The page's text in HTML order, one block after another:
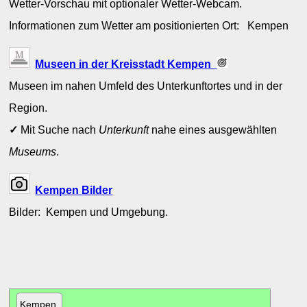
Wetter-Vorschau mit optionaler Wetter-Webcam.
Informationen zum Wetter am positionierten Ort: Kempen
Museen in der Kreisstadt Kempen
Museen im nahen Umfeld des Unterkunftortes und in der
Region.
✓ Mit Suche nach Unterkunftnahe eines ausgewählten
Museums.
Kempen Bilder
Bilder: Kempen und Umgebung.
Kempen